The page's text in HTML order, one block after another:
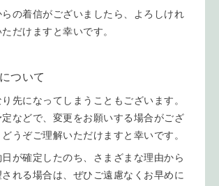
らの着信がございましたら、よろしけれ
だけますと幸いです。
ついて
先になってしまうこともございます。
などで、変更をお願いする場合がござ
うぞご理解いただけますと幸いです。
が確定したのち、さまざまな理由から
れる場合は、ぜひご遠慮なくお早めに